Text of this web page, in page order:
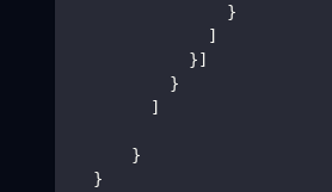
                }
              ]
            }]
          }
        ]
      }
  }